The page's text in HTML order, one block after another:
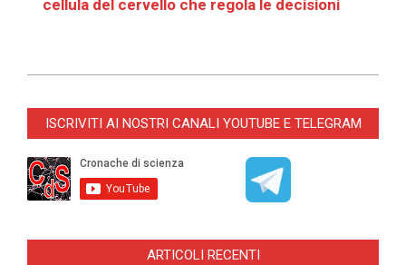
cellula del cervello che regola le decisioni
02-
ISCRIVITI AI NOSTRI CANALI YOUTUBE E TELEGRAM
ARTICOLI RECENTI